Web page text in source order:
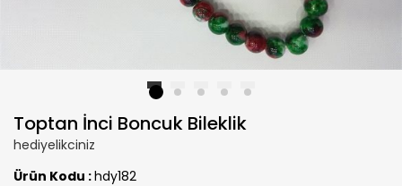
2 3 4 5
Toptan İnci Boncuk Bileklik
hediyelikciniz
Ürün Kodu :hdy182